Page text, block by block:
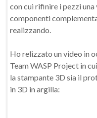
con cui rifinire i pezzi
componenti
realizzando.
Ho relizzato un video in
Team WASP Project in
la stampante 3D sia il
in 3D in argilla: